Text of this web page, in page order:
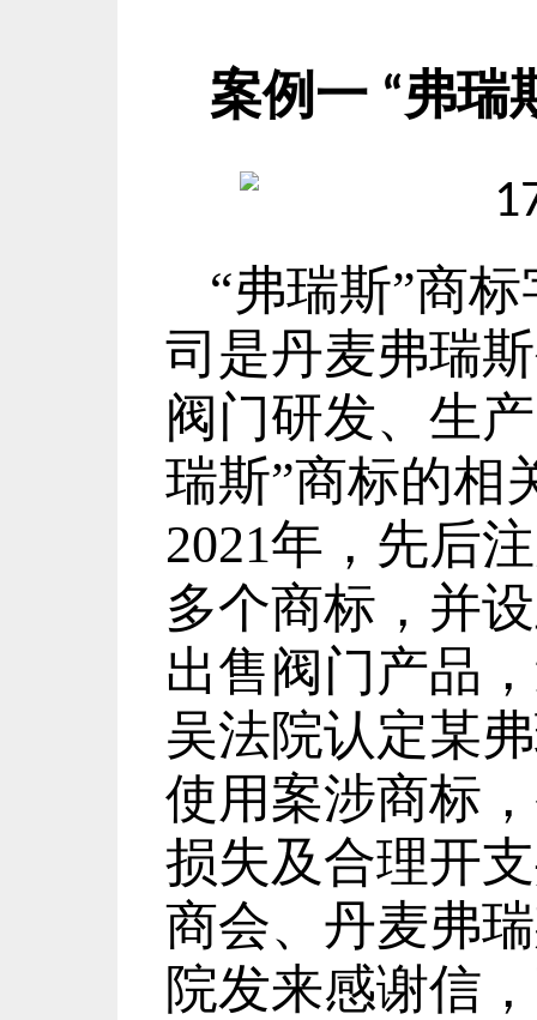
案例一 “弗瑞
“弗瑞斯”商标
司是丹麦弗瑞
阀门研发、生
瑞斯”商标的相
2021年，先后
多个商标，并
出售阀门产品
吴法院认定某
使用案涉商标
损失及合理开
商会、丹麦弗
院发来感谢信